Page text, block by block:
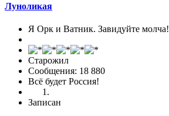
Луноликая
Я Орк и Ватник. Завидуйте молча!
Старожил
Сообщения: 18 880
Всё будет Россия!
Записан